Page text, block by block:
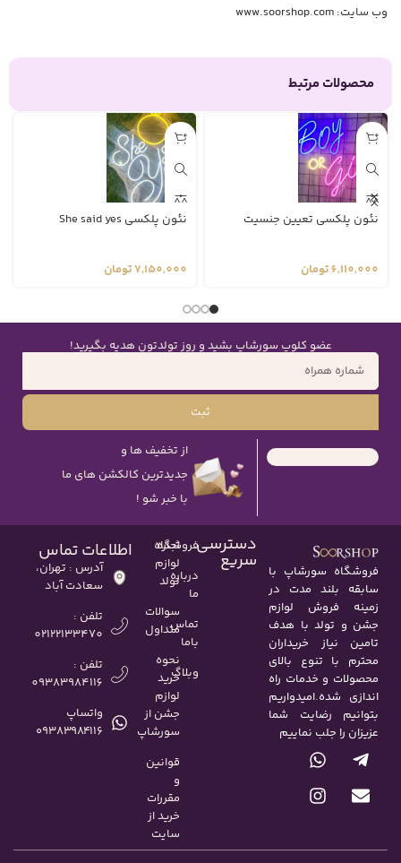
وب سایت: www.soorshop.com
محصولات مرتبط
نئون پلکسی تعیین جنسیت
6,110,000تومان
نئون پلکسی She said yes
7,150,000تومان
عضو کلوپ سورشاپ بشید و روز تولدتون هدیه بگیرید!
ثبت
از تخفیف ها و
جدیدترین کالکشن های ما
با خبر شو !
فروشگاه سورشاپ با
سابقه بلند مدت در
زمینه فروش لوازم
جشن و تولد با هدف
تامین نیاز خریداران
محترم با تنوع بالای
محصولات و خدمات راه
اندازی شده.امیدواریم
بتوانیم رضایت شما
عزیزان را جلب نماییم
دسترسی
سریع
فروشگاه
درباره
ما
تماس
باما
وبلاگ
اجاره
لوازم
تولد
سوالات
متداول
نحوه
خرید
لوازم
جشن از
سورشاپ
قوانین
و
مقررات
خرید از
سایت
اطلاعات تماس
آدرس : تهران،
سعادت آباد
تلفن :
02122133470
تلفن :
09383984116
واتساپ
۰۹۳۸۳۹۸۴۱۱۶